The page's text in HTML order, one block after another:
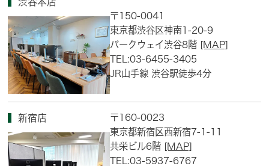
〒150-0041
東京都渋谷区神南1-20-9
パークウェイ渋谷8階 [MAP]
TEL:03-6455-3405
JR山手線 渋谷駅徒歩4分
新宿店
〒160-0023
東京都新宿区西新宿7-1-11
共栄ビル6階 [MAP]
TEL:03-5937-6767